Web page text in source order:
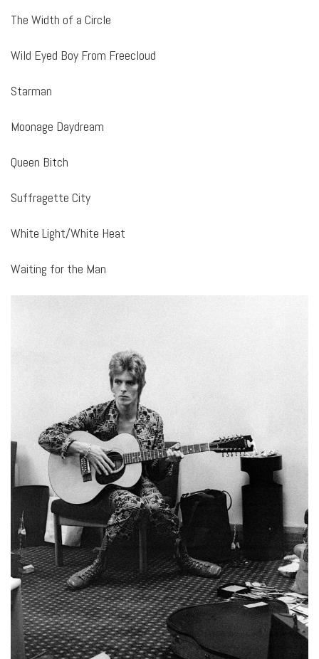
The Width of a Circle
Wild Eyed Boy From Freecloud
Starman
Moonage Daydream
Queen Bitch
Suffragette City
White Light/White Heat
Waiting for the Man